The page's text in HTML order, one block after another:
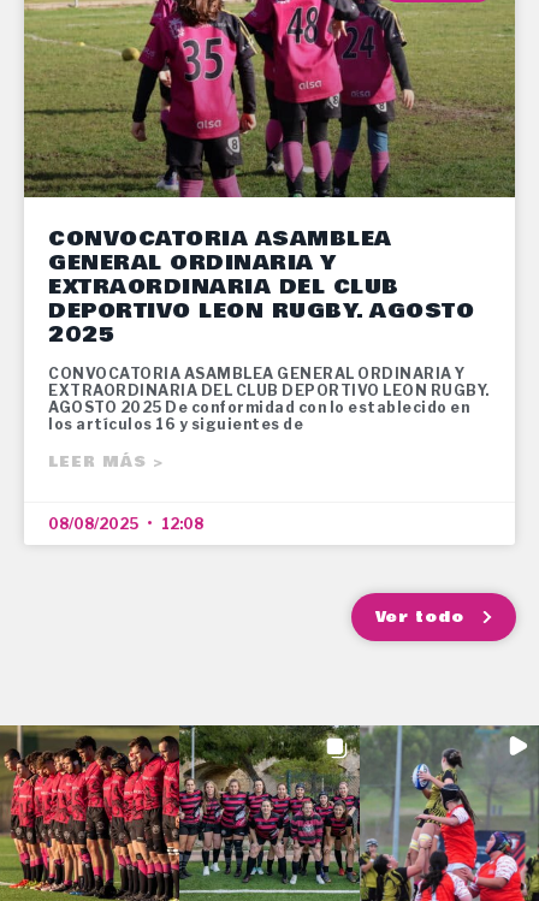
CONVOCATORIA ASAMBLEA
GENERAL ORDINARIA Y
EXTRAORDINARIA DEL CLUB
DEPORTIVO LEON RUGBY. AGOSTO
2025
CONVOCATORIA ASAMBLEA GENERAL ORDINARIA Y
EXTRAORDINARIA DEL CLUB DEPORTIVO LEON RUGBY.
AGOSTO 2025 De conformidad con lo establecido en
los artículos 16 y siguientes de
LEER MÁS >
08/08/2025 12:08
Ver todo